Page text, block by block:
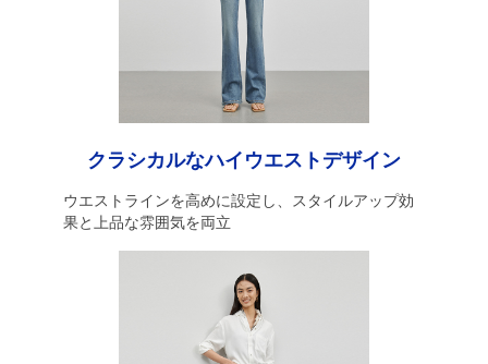
クラシカルなハイウエストデザイン
ウエストラインを高めに設定し、スタイルアップ効
果と上品な雰囲気を両立